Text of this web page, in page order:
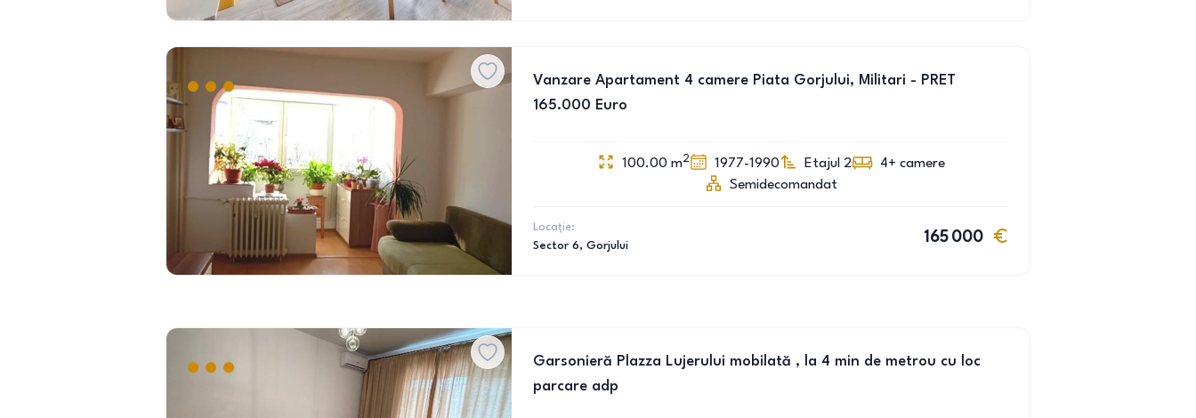
Vanzare Apartament 4 camere Piata Gorjului, Militari - PRET
165.000 Euro
100.00 m2 1977-1990 Etajul 2 4+ camere
Semidecomandat
Locație:
Sector 6, Gorjului
165 000
Garsonieră Plazza Lujerului mobilată , la 4 min de metrou cu loc
parcare adp